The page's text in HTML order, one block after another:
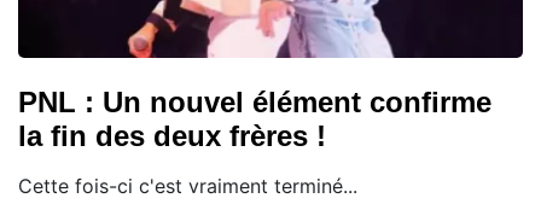
PNL : Un nouvel élément confirme
la fin des deux frères !
Cette fois-ci c'est vraiment terminé...